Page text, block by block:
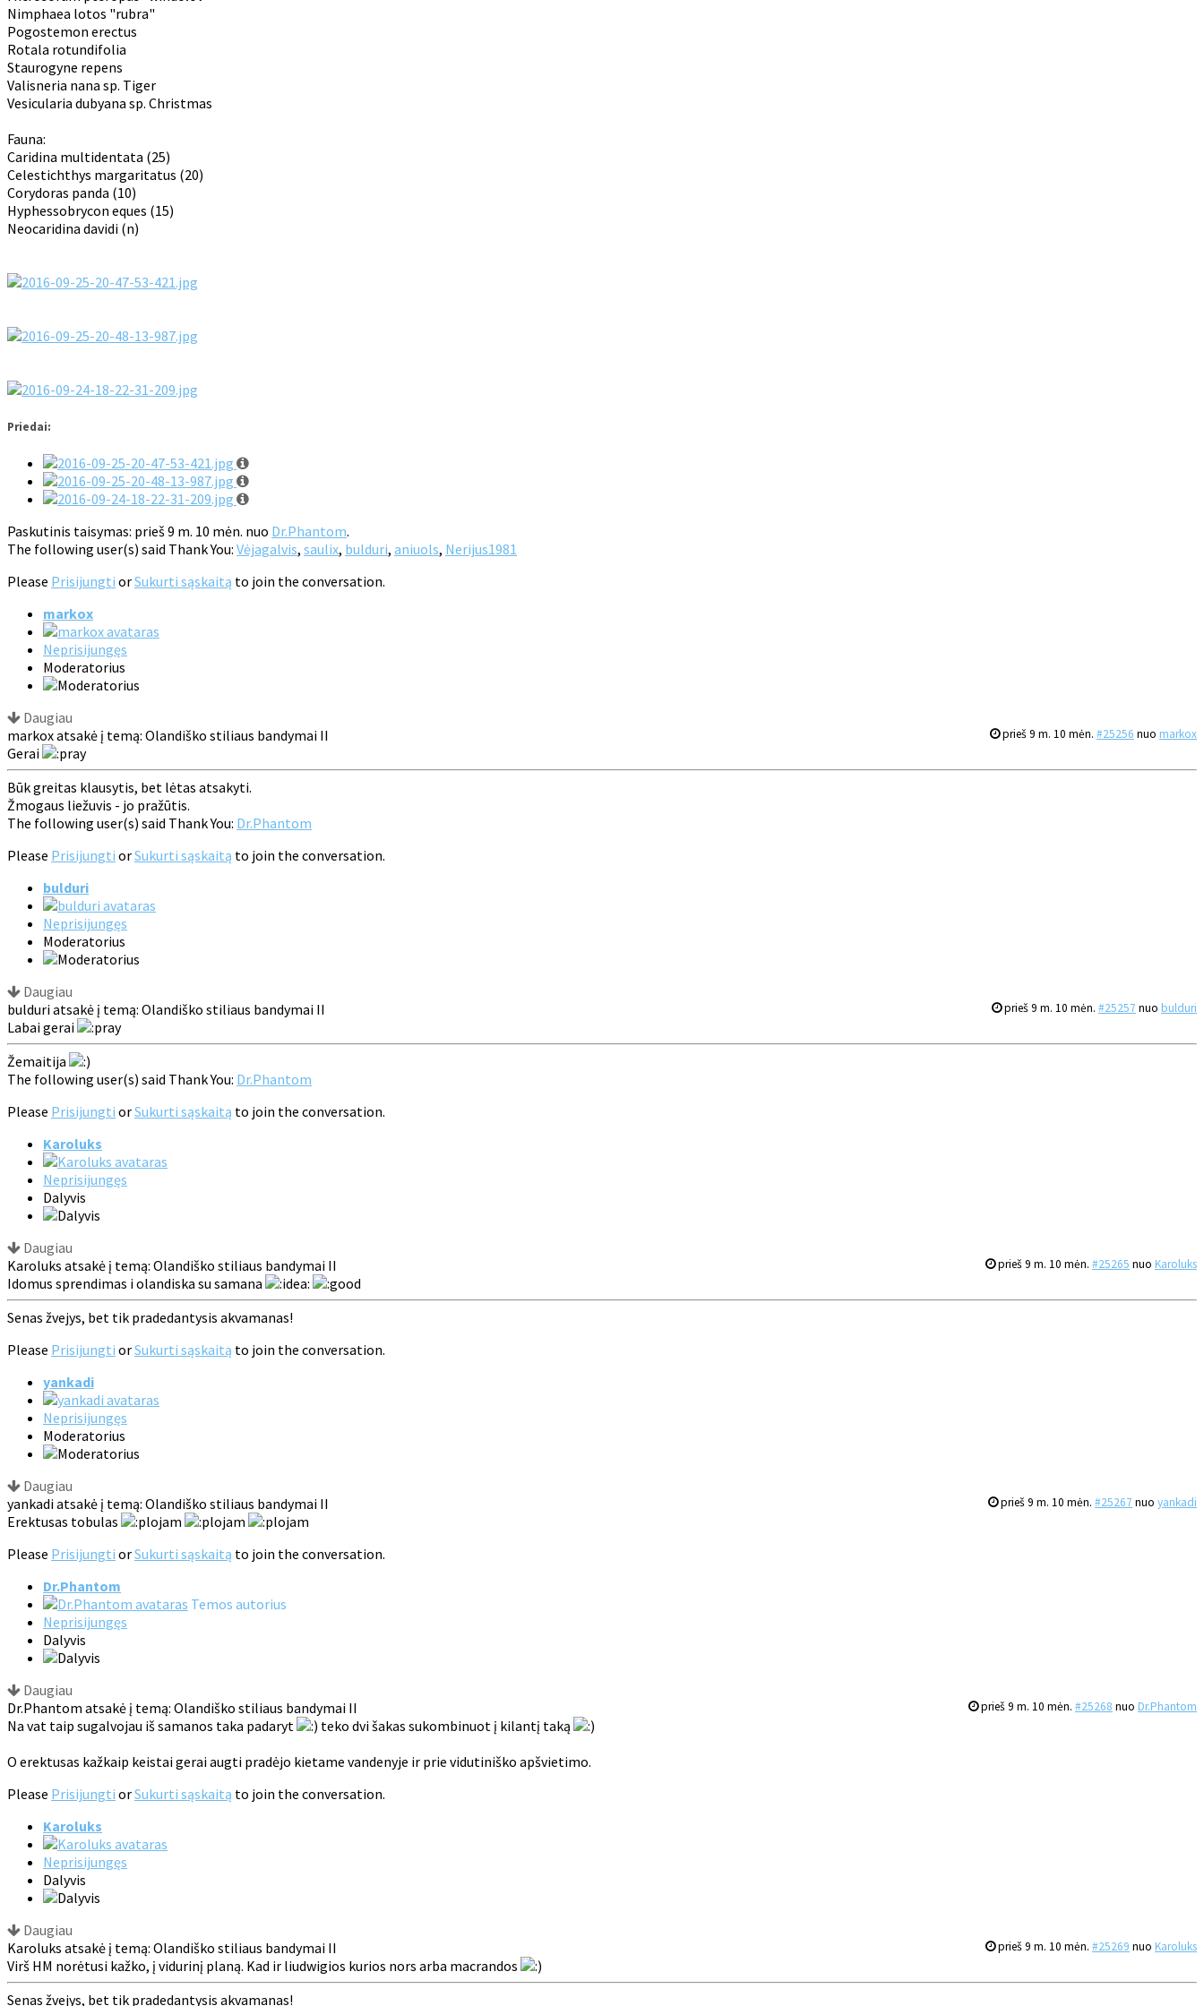
Nimphaea lotos "rubra"
Pogostemon erectus
Rotala rotundifolia
Staurogyne repens
Valisneria nana sp. Tiger
Vesicularia dubyana sp. Christmas
Fauna:
Caridina multidentata (25)
Celestichthys margaritatus (20)
Corydoras panda (10)
Hyphessobrycon eques (15)
Neocaridina davidi (n)
Priedai:
Paskutinis taisymas: prieš 9 m. 10 mėn. nuo Dr.Phantom.
The following user(s) said Thank You: Vėjagalvis, saulix, bulduri, aniuols, Nerijus1981
Please Prisijungti orSukurti sąskaitą to join the conversation.
markox
Neprisijungęs
Moderatorius
Daugiau
prieš 9 m. 10 mėn. #25256 nuo markox
markox atsakė į temą: Olandiško stiliaus bandymai II
Gerai
Būk greitas klausytis, bet lėtas atsakyti.
Žmogaus liežuvis - jo pražūtis.
The following user(s) said Thank You: Dr.Phantom
Please Prisijungti orSukurti sąskaitą to join the conversation.
bulduri
Neprisijungęs
Moderatorius
Daugiau
prieš 9 m. 10 mėn. #25257 nuo bulduri
bulduri atsakė į temą: Olandiško stiliaus bandymai II
Labai gerai
Žemaitija
The following user(s) said Thank You: Dr.Phantom
Please Prisijungti orSukurti sąskaitą to join the conversation.
Karoluks
Neprisijungęs
Dalyvis
Daugiau
prieš 9 m. 10 mėn. #25265 nuo Karoluks
Karoluks atsakė į temą: Olandiško stiliaus bandymai II
Idomus sprendimas i olandiska su samana
Senas žvejys, bet tik pradedantysis akvamanas!
Please Prisijungti orSukurti sąskaitą to join the conversation.
yankadi
Neprisijungęs
Moderatorius
Daugiau
prieš 9 m. 10 mėn. #25267 nuo yankadi
yankadi atsakė į temą: Olandiško stiliaus bandymai II
Erektusas tobulas
Please Prisijungti orSukurti sąskaitą to join the conversation.
Dr.Phantom
Temos autorius
Neprisijungęs
Dalyvis
Daugiau
prieš 9 m. 10 mėn. #25268 nuo Dr.Phantom
Dr.Phantom atsakė į temą: Olandiško stiliaus bandymai II
Na vat taip sugalvojau iš samanos taka padaryt
teko dvi šakas sukombinuot į kilantį taką
O erektusas kažkaip keistai gerai augti pradėjo kietame vandenyje ir prie vidutiniško apšvietimo.
Please Prisijungti orSukurti sąskaitą to join the conversation.
Karoluks
Neprisijungęs
Dalyvis
Daugiau
prieš 9 m. 10 mėn. #25269 nuo Karoluks
Karoluks atsakė į temą: Olandiško stiliaus bandymai II
Virš HM norėtusi kažko, į vidurinį planą. Kad ir liudwigios kurios nors arba macrandos
Senas žvejys, bet tik pradedantysis akvamanas!